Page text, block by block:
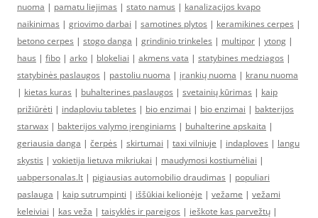
nuoma | pamatu liejimas | stato namus | kanalizacijos kvapo
naikinimas | griovimo darbai | samotines plytos | keramikines cerpes |
betono cerpes | stogo danga | grindinio trinkeles | multipor | ytong |
haus | fibo | arko | blokeliai | akmens vata | statybines medziagos |
statybinės paslaugos | pastoliu nuoma | įrankių nuoma | kranu nuoma
| kietas kuras | buhalterines paslaugos | svetainių kūrimas | kaip
prižiūrėti | indaploviu tabletes | bio enzimai | bio enzimai | bakterijos
starwax | bakterijos valymo įrenginiams | buhalterine apskaita |
geriausia danga | čerpės | skirtumai | taxi vilniuje | indaploves | langu
skystis | vokietija lietuva mikriukai | maudymosi kostiumėliai |
uabpersonalas.lt | pigiausias automobilio draudimas | populiari
paslauga | kaip sutrumpinti | iššūkiai kelionėje | vežame | vežami
keleiviai | kas veža | taisyklės ir pareigos | ieškote kas parvežtų |